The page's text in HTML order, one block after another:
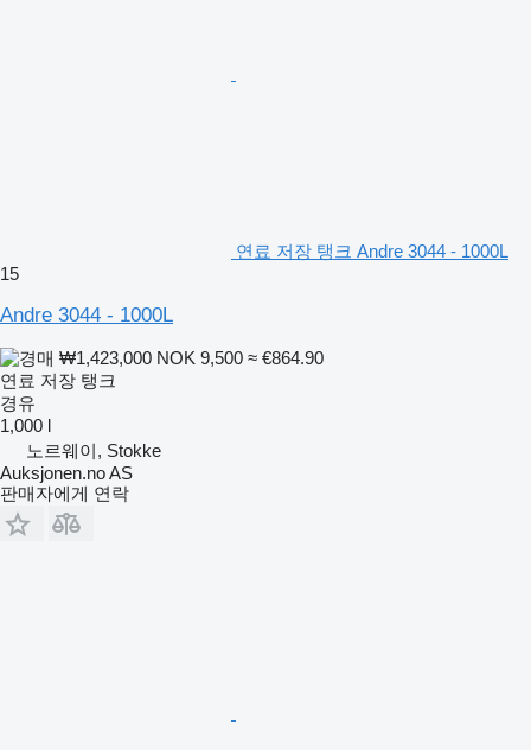
연료 저장 탱크 Andre 3044 - 1000L
15
Andre 3044 - 1000L
₩1,423,000 NOK 9,500 ≈ €864.90
연료 저장 탱크
경유
1,000 l
노르웨이, Stokke
Auksjonen.no AS
판매자에게 연락